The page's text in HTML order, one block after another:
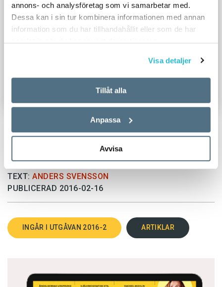
annons- och analysföretag som vi samarbetar med.
Dessa kan i sin tur kombinera informationen med annan
information som du har tillhandahållit eller som de har
samlat in när du har använt deras tjänster.
Visa detaljer
Tillåt alla
Anpassa
Avvisa
TEXT: ANDERS SVENSSON
PUBLICERAD 2016-02-16
INGÅR I UTGÅVAN 2016-2 ARTIKLAR